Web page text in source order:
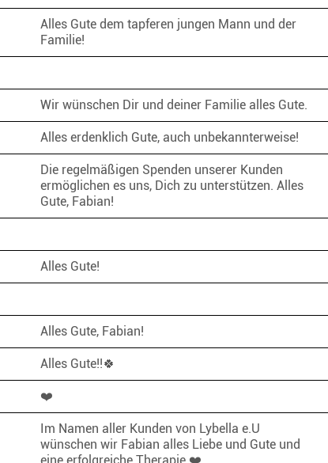
Alles Gute dem tapferen jungen Mann und der
Familie!
Wir wünschen Dir und deiner Familie alles Gute.
Alles erdenklich Gute, auch unbekannterweise!
Die regelmäßigen Spenden unserer Kunden
ermöglichen es uns, Dich zu unterstützen. Alles
Gute, Fabian!
Alles Gute!
Alles Gute, Fabian!
Alles Gute!!🍀
❤️
Im Namen aller Kunden von Lybella e.U
wünschen wir Fabian alles Liebe und Gute und